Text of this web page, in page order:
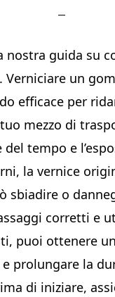
nostra guida su
Verniciare un
efficace per
mezzo di
del tempo e
la vernice
sbiadire o
corretti e
puoi ottenere
prolungare la
di iniziare,